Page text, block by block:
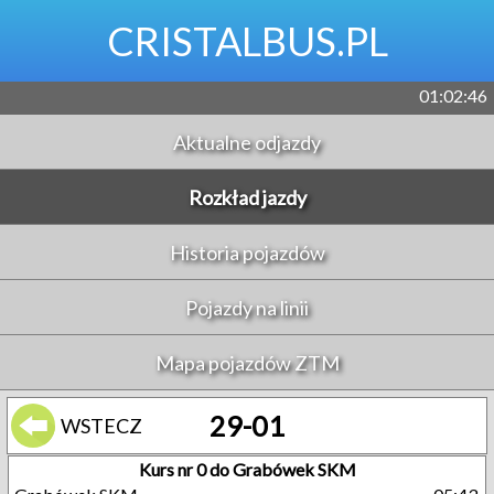
CRISTALBUS.PL
01:02:46
Aktualne odjazdy
Rozkład jazdy
Historia pojazdów
Pojazdy na linii
Mapa pojazdów ZTM
WSTECZ 29-01
Kurs nr 0 do Grabówek SKM